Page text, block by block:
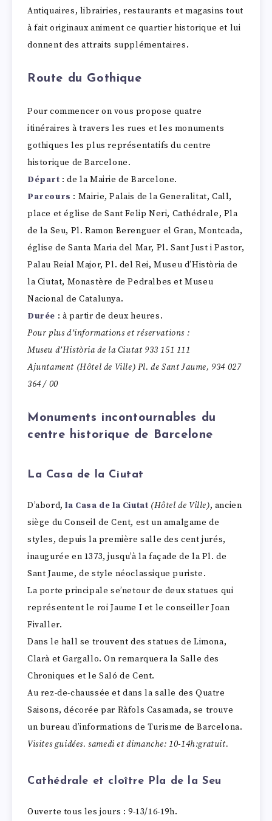
Antiquaires, librairies, restaurants et magasins tout
à fait originaux animent ce quartier historique et lui
donnent des attraits supplémentaires.
Route du Gothique
Pour commencer on vous propose quatre
itinéraires à travers les rues et les monuments
gothiques les plus représentatifs du centre
historique de Barcelone.
Départ : de la Mairie de Barcelone.
Parcours : Mairie, Palais de la Generalitat, Call,
place et église de Sant Felip Neri, Cathédrale, Pla
de la Seu, Pl. Ramon Berenguer el Gran, Montcada,
église de Santa Maria del Mar, Pl. Sant Just i Pastor,
Palau Reial Major, Pl. del Rei, Museu d’Història de
la Ciutat, Monastère de Pedralbes et Museu
Nacional de Catalunya.
Durée : à partir de deux heures.
Pour plus d’informations et réservations :
Museu d’Història de la Ciutat 933 151 111
Ajuntament (Hôtel de Ville) Pl. de Sant Jaume, 934 027
364 / 00
Monuments incontournables du
centre historique de Barcelone
La Casa de la Ciutat
D’abord,la Casa de la Ciutat (Hôtel de Ville), ancien
siège du Conseil de Cent, est un amalgame de
styles, depuis la première salle des cent jurés,
inaugurée en 1373, jusqu’à la façade de la Pl. de
Sant Jaume, de style néoclassique puriste.
La porte principale se’netour de deux statues qui
représentent le roi Jaume I et le conseiller Joan
Fivaller.
Dans le hall se trouvent des statues de Limona,
Clarà et Gargallo. On remarquera la Salle des
Chroniques et le Saló de Cent.
Au rez-de-chaussée et dans la salle des Quatre
Saisons, décorée par Ràfols Casamada, se trouve
un bureau d’informations de Turisme de Barcelona.
Visites guidées. samedi et dimanche: 10-14h:gratuit.
Cathédrale et cloître Pla de la Seu
Ouverte tous les jours : 9-13/16-19h.